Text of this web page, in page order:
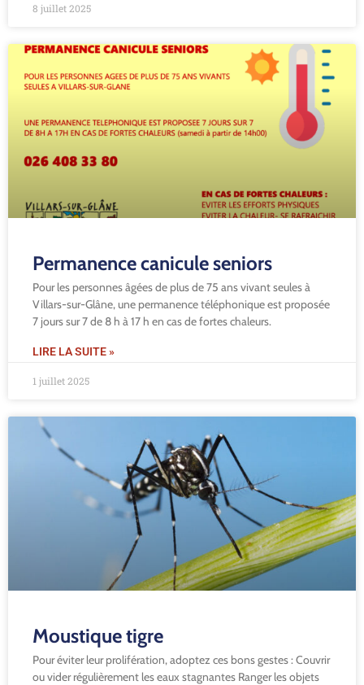
8 juillet 2025
Permanence canicule seniors
Pour les personnes âgées de plus de 75 ans vivant seules à
Villars-sur-Glâne, une permanence téléphonique est proposée
7 jours sur 7 de 8 h à 17 h en cas de fortes chaleurs.
LIRE LA SUITE »
1 juillet 2025
Moustique tigre
Pour éviter leur prolifération, adoptez ces bons gestes : Couvrir
ou vider régulièrement les eaux stagnantes Ranger les objets